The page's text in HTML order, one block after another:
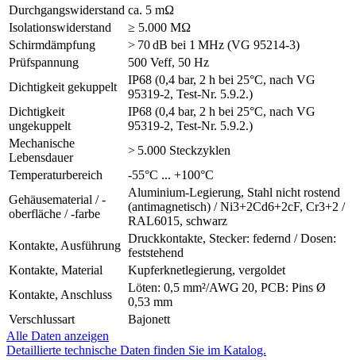
Durchgangswiderstand ca. 5 mΩ
Isolationswiderstand
≥ 5.000 MΩ
Schirmdämpfung
> 70 dB bei 1 MHz (VG 95214-3)
Prüfspannung
500 Veff, 50 Hz
Dichtigkeit gekuppelt
IP68 (0,4 bar, 2 h bei 25°C, nach VG
95319-2, Test-Nr. 5.9.2.)
Dichtigkeit
ungekuppelt
IP68 (0,4 bar, 2 h bei 25°C, nach VG
95319-2, Test-Nr. 5.9.2.)
Mechanische
Lebensdauer
> 5.000 Steckzyklen
Temperaturbereich
-55°C ... +100°C
Gehäusematerial / -
oberfläche / -farbe
Aluminium-Legierung, Stahl nicht rostend
(antimagnetisch) / Ni3+2Cd6+2cF, Cr3+2 /
RAL6015, schwarz
Kontakte, Ausführung
Druckkontakte, Stecker: federnd / Dosen:
feststehend
Kontakte, Material
Kupferknetlegierung, vergoldet
Kontakte, Anschluss
Löten: 0,5 mm²/AWG 20, PCB: Pins Ø
0,53 mm
Verschlussart
Bajonett
Alle Daten anzeigen
Detaillierte technische Daten finden Sie im Katalog.